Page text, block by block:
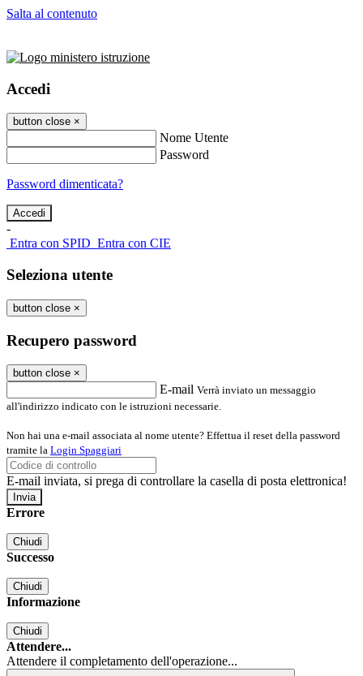
Salta al contenuto
Accedi
button close ×
Nome Utente
Password
Password dimenticata?
-
Entra con SPID Entra con CIE
Seleziona utente
button close ×
Recupero password
button close ×
E-mail Verrà inviato un messaggio
all'indirizzo indicato con le istruzioni necessarie.
Non hai una e-mail associata al nome utente? Effettua il reset della password
tramite la Login Spaggiari
E-mail inviata, si prega di controllare la casella di posta elettronica!
Errore
Chiudi
Successo
Chiudi
Informazione
Chiudi
Attendere...
Attendere il completamento dell'operazione...